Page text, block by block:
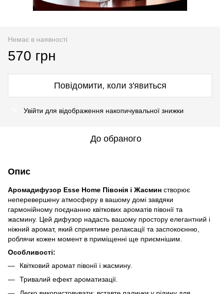
Немає в наявності
570 грн
Повідомити, коли з'явиться
Увійти для відображення накопичувальної знижки
До обраного
Опис
Аромадифузор Esse Home Півонія і Жасмин створює
неперевершену атмосферу в вашому домі завдяки
гармонійному поєднанню квіткових ароматів півонії та
жасмину. Цей дифузор надасть вашому простору елегантний і
ніжний аромат, який сприятиме релаксації та заспокоєнню,
роблячи кожен момент в приміщенні ще приємнішим.
Особливості:
Квітковий аромат півонії і жасмину.
Тривалий ефект ароматизації.